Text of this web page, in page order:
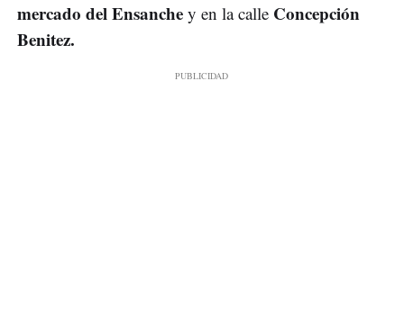
mercado del Ensanche y en la calle Concepción
Benitez.